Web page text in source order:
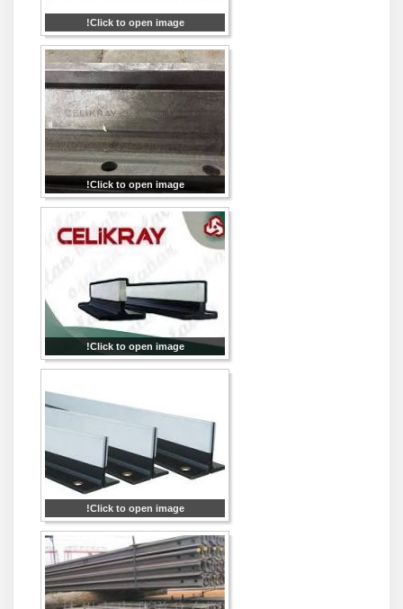
Click to open image!
Click to open image!
Click to open image!
Click to open image!